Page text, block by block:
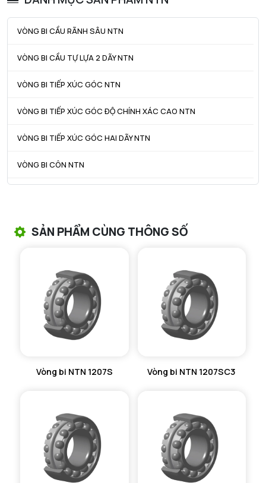
VÒNG BI CẦU RÃNH SÂU NTN
VÒNG BI CẦU TỰ LỰA 2 DÃY NTN
VÒNG BI TIẾP XÚC GÓC NTN
VÒNG BI TIẾP XÚC GÓC ĐỘ CHÍNH XÁC CAO NTN
VÒNG BI TIẾP XÚC GÓC HAI DÃY NTN
VÒNG BI CÔN NTN
VÒNG BI KIM NTN
VÒNG BI CHẶN TRỤC NTN
VÒNG BI LĂN TRỤ ĐẨY NTN
GỐI ĐỠ 2 NỬA NTN
MÁY GIA NHIỆT NTN
Da max - Đường kính vai tối đa OR 65,5 mm
r1a - Bán kính góc lượn tối đa
SẢN PHẨM CÙNG THÔNG SỐ
Vòng bi NTN 1207S Vòng bi NTN 1207SC3